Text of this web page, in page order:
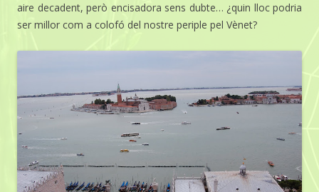
aire decadent, però encisadora sens dubte… ¿quin lloc podria
ser millor com a colofó del nostre periple pel Vènet?